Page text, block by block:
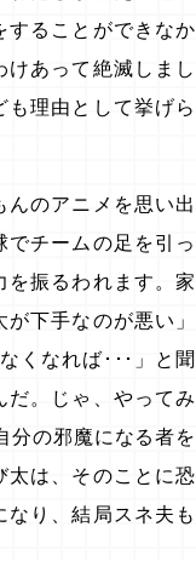
することができなか
あって絶滅しまし
理由として挙げら
のアニメを思い出
チームの足を引っ
振るわれます。家
下手なのが悪い」
くなれば･･･」と聞
だ。じゃ、やってみ
分の邪魔になる者を
太は、そのことに恐
り、結局スネ夫も